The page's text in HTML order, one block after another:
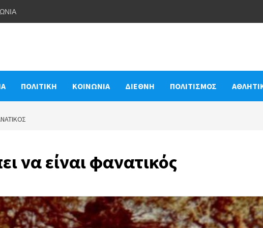
ΠΟΛΙΤΙΚΗ ΚΟΙΝΩΝΙΑ ΔΙΕΘΝΗ ΠΟΛΙΤΙΣΜΟΣ
να είναι φανατικός